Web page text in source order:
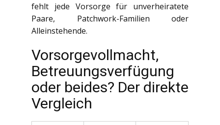
fehlt jede Vorsorge für unverheiratete
Paare, Patchwork-Familien oder
Alleinstehende.
Vorsorgevollmacht,
Betreuungsverfügung
oder beides? Der direkte
Vergleich